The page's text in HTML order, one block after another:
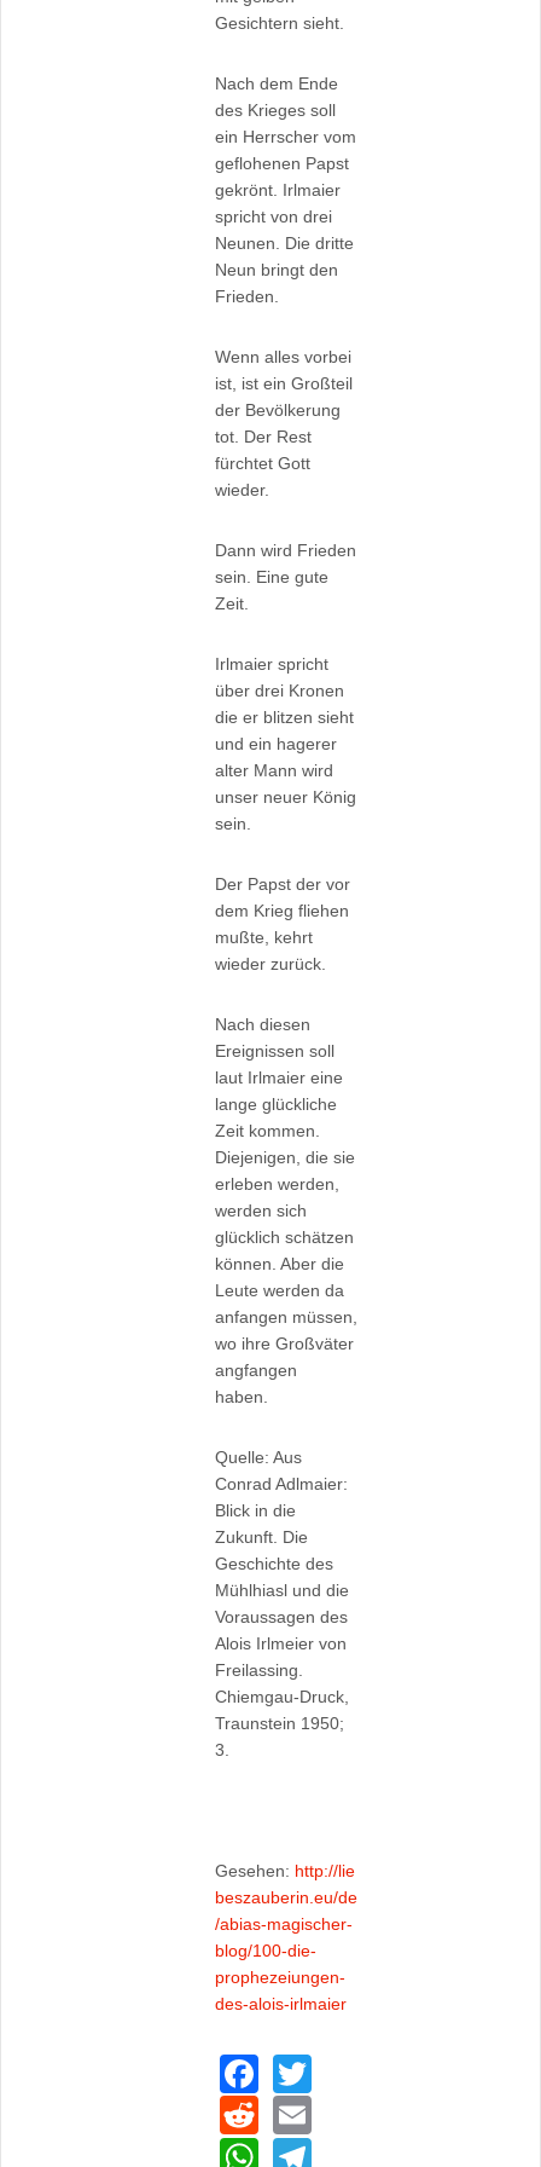
Gesichtern sieht.
Nach dem Ende
des Krieges soll
ein Herrscher vom
geflohenen Papst
gekrönt. Irlmaier
spricht von drei
Neunen. Die dritte
Neun bringt den
Frieden.
Wenn alles vorbei
ist, ist ein Großteil
der Bevölkerung
tot. Der Rest
fürchtet Gott
wieder.
Dann wird Frieden
sein. Eine gute
Zeit.
Irlmaier spricht
über drei Kronen
die er blitzen sieht
und ein hagerer
alter Mann wird
unser neuer König
sein.
Der Papst der vor
dem Krieg fliehen
mußte, kehrt
wieder zurück.
Nach diesen
Ereignissen soll
laut Irlmaier eine
lange glückliche
Zeit kommen.
Diejenigen, die sie
erleben werden,
werden sich
glücklich schätzen
können. Aber die
Leute werden da
anfangen müssen,
wo ihre Großväter
angfangen
haben.
Quelle: Aus
Conrad Adlmaier:
Blick in die
Zukunft. Die
Geschichte des
Mühlhiasl und die
Voraussagen des
Alois Irlmeier von
Freilassing.
Chiemgau-Druck,
Traunstein 1950;
3.
Gesehen: http://lie
beszauberin.eu/de
/abias-magischer-
blog/100-die-
prophezeiungen-
des-alois-irlmaier
F
a
c
R
e
W